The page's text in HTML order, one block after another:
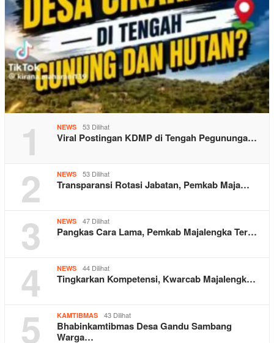
1 NEWS 53 Dilihat
Viral Postingan KDMP di Tengah Pegununga…
2 NEWS 53 Dilihat
Transparansi Rotasi Jabatan, Pemkab Maja…
3 NEWS 47 Dilihat
Pangkas Cara Lama, Pemkab Majalengka Ter…
4 NEWS 44 Dilihat
Tingkarkan Kompetensi, Kwarcab Majalengk…
5 KAMTIBMAS 43 Dilihat
Bhabinkamtibmas Desa Gandu Sambang
Warga…